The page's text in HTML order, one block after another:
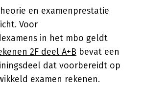
en examenprestatie
Voor
in het mbo geldt
2F deel A+B bevat een
dat voorbereidt op
examen rekenen.